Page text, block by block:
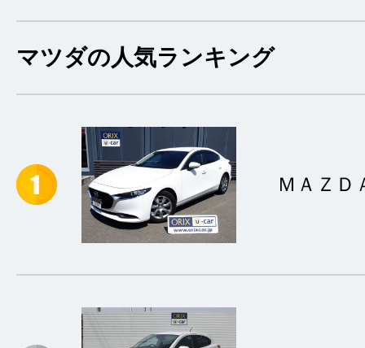
5点
総合評価
迅速、丁寧な
あんみ
販売店の評価
マツダの人気ランキング
ＭＡＺ